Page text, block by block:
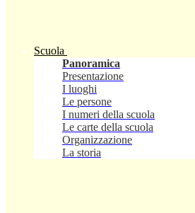
Scuola
Panoramica
Presentazione
I luoghi
Le persone
I numeri della scuola
Le carte della scuola
Organizzazione
La storia